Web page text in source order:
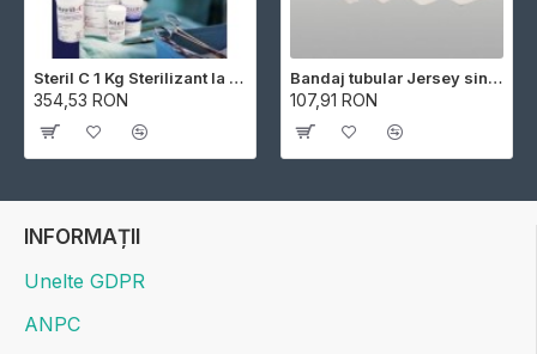
Steril C 1 Kg Sterilizant la rece
354,53 RON
Bandaj tubular Jersey sintetic rezistent la apa
107,91 RON
INFORMAȚII
Unelte GDPR
ANPC